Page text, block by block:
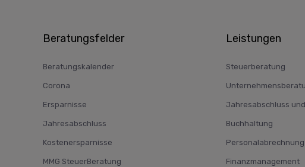
Beratungsfelder
Beratungskalender
Corona
Ersparnisse
Jahresabschluss
Kostenersparnisse
MMG SteuerBeratung
Leistungen
Steuerberatung
Jahresabschluss
Buchhaltung
Personalabrechnung
Finanzmanagement